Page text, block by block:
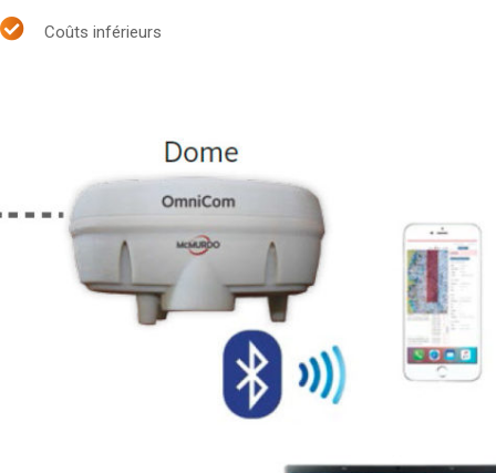
Coûts inférieurs